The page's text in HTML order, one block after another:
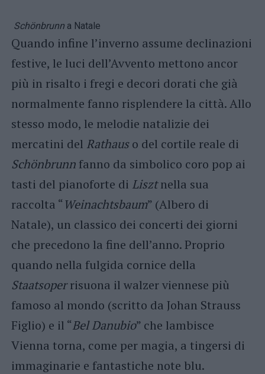
Schönbrunna Natale
Quando infine l’inverno assume declinazioni
festive, le luci dell’Avvento mettono ancor
più in risalto i fregi e decori dorati che già
normalmente fanno risplendere la città. Allo
stesso modo, le melodie natalizie dei
mercatini del Rathauso del cortile reale di
Schönbrunnfanno da simbolico coro pop ai
tasti del pianoforte di Lisztnella sua
raccolta “Weinachtsbaum” (Albero di
Natale), un classico dei concerti dei giorni
che precedono la fine dell’anno. Proprio
quando nella fulgida cornice della
Staatsoperrisuona il walzer viennese più
famoso al mondo (scritto da Johan Strauss
Figlio) e il “Bel Danubio” che lambisce
Vienna torna, come per magia, a tingersi di
immaginarie e fantastiche note blu.